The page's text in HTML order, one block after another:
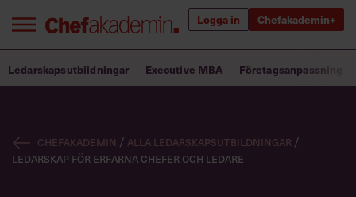
Logga in Chefakademin+
Bra ledare förändrar världen
Utbildning för ledare
Ledarskapsutbildningar Executive MBA Företagsanpassning
Chefakademin /Alla ledarskapsutbildningar/
Ledarskap för erfarna chefer och ledare